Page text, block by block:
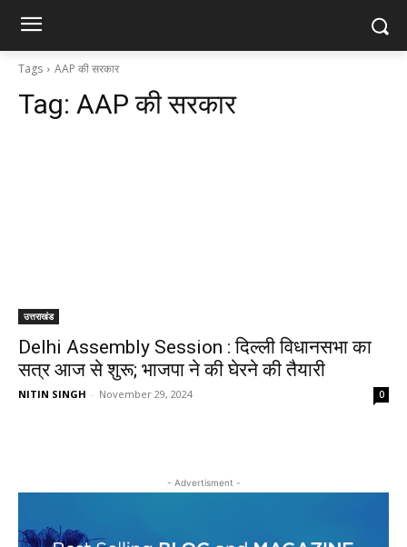
Tags AAP की सरकार
Tag: AAP की सरकार
उत्तराखंड
Delhi Assembly Session : दिल्ली विधानसभा का
सत्र आज से शुरू; भाजपा ने की घेरने की तैयारी
NITIN SINGH - November 29, 2024 0
- Advertisment -